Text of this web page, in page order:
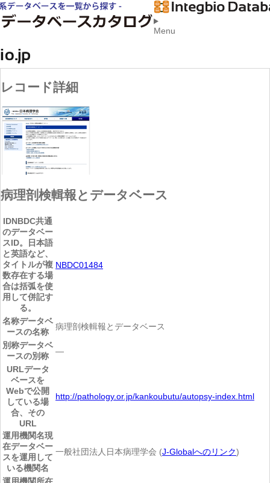
Menu
レコード詳細
病理剖検輯報とデータベース
IDNBDC共通
のデータベー
スID。日本語
と英語など、
タイトルが複
数存在する場
合は括弧を使
用して併記す
る。
NBDC01484
名称データベ
ースの名称
病理剖検輯報とデータベース
別称データベ
ースの別称
―
URLデータ
ベースを
Webで公開
している場
合、その
URL
http://pathology.or.jp/kankoubutu/autopsy-index.html
運用機関名現
在データベー
スを運用して
いる機関名
一般社団法人日本病理学会 (J-Globalへのリンク)
運用機関所在